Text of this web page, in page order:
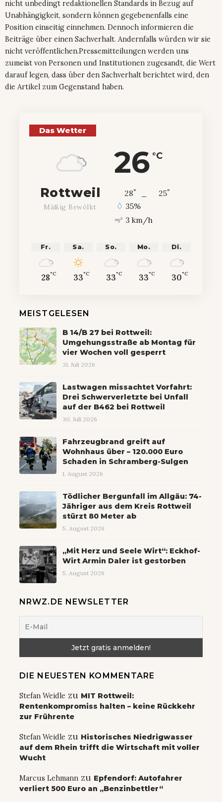
nicht unbedingt redaktionellen Standards in Bezug auf
Unabhängigkeit, sondern können gegebenenfalls eine
Position einseitig einnehmen. Dennoch informieren die
Beiträge über einen Sachverhalt. Andernfalls würden wir sie
nicht veröffentlichen.Pressemitteilungen werden uns
zumeist von Personen und Institutionen zugesandt, die Wert
darauf legen, dass über den Sachverhalt berichtet wird, den
die Artikel zum Gegenstand haben.
Das Wetter
26 °C
Rottweil
Mäßig Bewölkt
28° 25°
35%
3 km/h
Fr.
28°C
Sa.
33°C
So.
33°C
Mo.
33°C
Di.
30°C
MEISTGELESEN
B 14/B 27 bei Rottweil:
Umgehungsstraße ab Montag für
vier Wochen voll gesperrt
31. Juli 2026
Lastwagen missachtet Vorfahrt:
Drei Schwerverletzte bei Unfall
auf der B462 bei Rottweil
30. Juli 2026
Fahrzeugbrand greift auf
Wohnhaus über – 120.000 Euro
Schaden in Schramberg-Sulgen
1. August 2026
Tödlicher Bergunfall im Allgäu: 74-
Jähriger aus dem Kreis Rottweil
stürzt 80 Meter ab
5. August 2026
„Mit Herz und Seele Wirt“: Eckhof-
Wirt Armin Daler ist gestorben
5. August 2026
NRWZ.DE NEWSLETTER
DIE NEUESTEN KOMMENTARE
Stefan Weidle zu MIT Rottweil:
Rentenkompromiss halten – keine Rückkehr
zur Frührente
Stefan Weidle zu Historisches Niedrigwasser
auf dem Rhein trifft die Wirtschaft mit voller
Wucht
Marcus Lehmann zu Epfendorf: Autofahrer
verliert 500 Euro an „Benzinbettler“